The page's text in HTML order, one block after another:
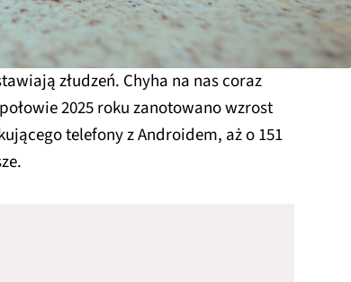
złudzeń. Chyha na nas coraz
2025 roku zanotowano wzrost
telefony z Androidem, aż o 151